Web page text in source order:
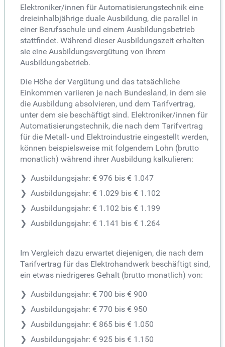
Elektroniker/innen für Automatisierungstechnik eine
dreieinhalbjährige duale Ausbildung, die parallel in
einer Berufsschule und einem Ausbildungsbetrieb
stattfindet. Während dieser Ausbildungszeit erhalten
sie eine Ausbildungsvergütung von ihrem
Ausbildungsbetrieb.
Die Höhe der Vergütung und das tatsächliche
Einkommen variieren je nach Bundesland, in dem sie
die Ausbildung absolvieren, und dem Tarifvertrag,
unter dem sie beschäftigt sind. Elektroniker/innen für
Automatisierungstechnik, die nach dem Tarifvertrag
für die Metall- und Elektroindustrie eingestellt werden,
können beispielsweise mit folgendem Lohn (brutto
monatlich) während ihrer Ausbildung kalkulieren:
Ausbildungsjahr: € 976 bis € 1.047
Ausbildungsjahr: € 1.029 bis € 1.102
Ausbildungsjahr: € 1.102 bis € 1.199
Ausbildungsjahr: € 1.141 bis € 1.264
Im Vergleich dazu erwartet diejenigen, die nach dem
Tarifvertrag für das Elektrohandwerk beschäftigt sind,
ein etwas niedrigeres Gehalt (brutto monatlich) von:
Ausbildungsjahr: € 700 bis € 900
Ausbildungsjahr: € 770 bis € 950
Ausbildungsjahr: € 865 bis € 1.050
Ausbildungsjahr: € 925 bis € 1.150